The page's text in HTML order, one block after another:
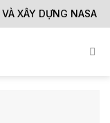
XÂY DỰNG NASA